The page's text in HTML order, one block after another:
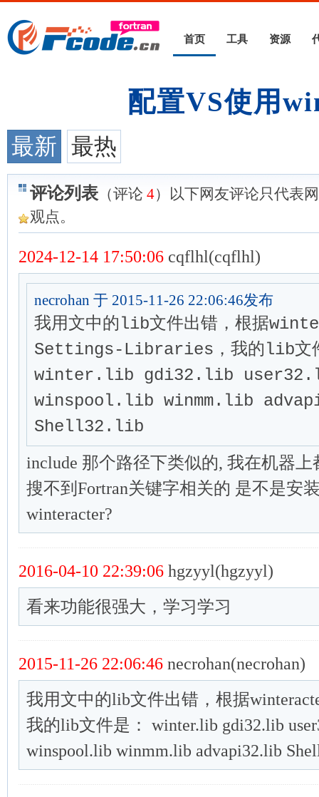
首页 工具 资源
配置VS使用
最新 最热
评论列表 （评论 4）以下网友评论只代表
观点。
2024-12-14 17:50:06 cqflhl(cqflhl)
necrohan 于 2015-11-26 22:06:46发布
我用文中的lib文件出错，根据
Settings-Libraries，我的lib文
winter.lib gdi32.lib
winspool.lib winmm.lib
Shell32.lib
include 那个路径下类似的, 我在机器
搜不到Fortran关键字相关的 是不是安
winteracter?
2016-04-10 22:39:06 hgzyyl(hgzyyl)
看来功能很强大，学习学习
2015-11-26 22:06:46 necrohan(necrohan)
我用文中的lib文件出错，根据
我的lib文件是： winter.lib gdi32.lib
winspool.lib winmm.lib advapi32.lib